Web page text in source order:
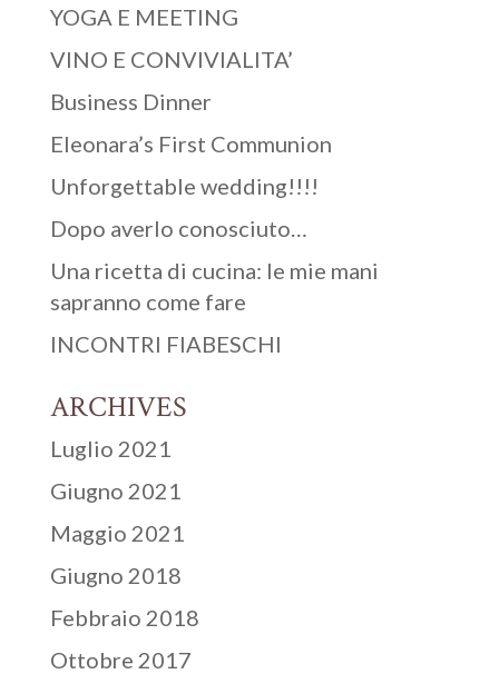
YOGA E MEETING
VINO E CONVIVIALITA’
Business Dinner
Eleonara’s First Communion
Unforgettable wedding!!!!
Dopo averlo conosciuto…
Una ricetta di cucina: le mie mani
sapranno come fare
INCONTRI FIABESCHI
ARCHIVES
Luglio 2021
Giugno 2021
Maggio 2021
Giugno 2018
Febbraio 2018
Ottobre 2017